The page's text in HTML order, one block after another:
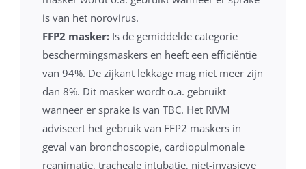
is van het norovirus.
FFP2 masker: Is de gemiddelde categorie
beschermingsmaskers en heeft een efficiëntie
van 94%. De zijkant lekkage mag niet meer zijn
dan 8%. Dit masker wordt o.a. gebruikt
wanneer er sprake is van TBC. Het RIVM
adviseert het gebruik van FFP2 maskers in
geval van bronchoscopie, cardiopulmonale
reanimatie, tracheale intubatie, niet-invasieve